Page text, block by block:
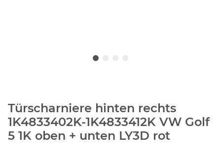
Türscharniere hinten rechts
1K4833402K-1K4833412K VW Golf
5 1K oben + unten LY3D rot